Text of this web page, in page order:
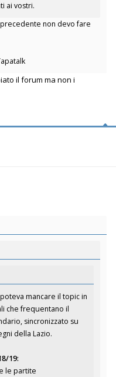
ai vostri.
non devo fare
il forum ma non i
mancare il topic in
che frequentano il
sincronizzato su
della Lazio.
19:
le partite